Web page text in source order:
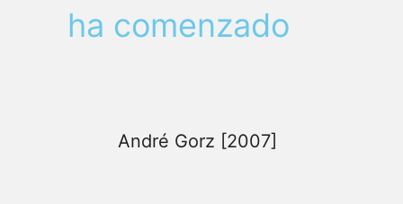
ha comenzado
André Gorz [2007]